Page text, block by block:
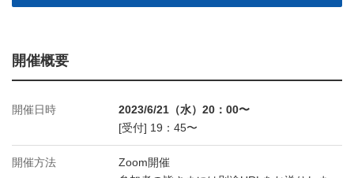
開催概要
開催日時
2023/6/21（水）20：00〜
[受付] 19：45〜
開催方法
Zoom開催